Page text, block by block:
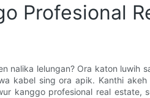
Profesional
lelungan? Ora katon luwih
kabel sing ora apik. Kanthi
kanggo profesional real estate,